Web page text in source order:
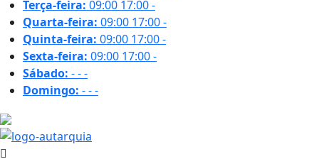
Terça-feira: 09:00 17:00-
Quarta-feira: 09:00 17:00-
Quinta-feira: 09:00 17:00-
Sexta-feira: 09:00 17:00-
Sábado: ---
Domingo: ---